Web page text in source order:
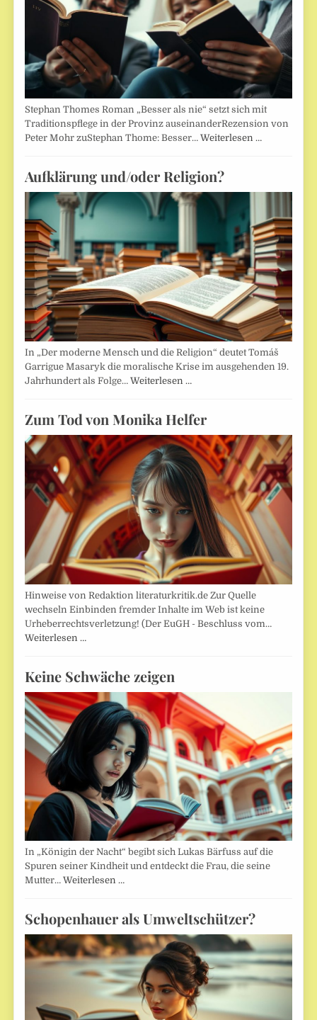
Stephan Thomes Roman „Besser als nie“ setzt sich mit
Traditionspflege in der Provinz auseinanderRezension von
Peter Mohr zuStephan Thome: Besser…Weiterlesen …
Aufklärung und/oder Religion?
In „Der moderne Mensch und die Religion“ deutet Tomáš
Garrigue Masaryk die moralische Krise im ausgehenden 19.
Jahrhundert als Folge…Weiterlesen …
Zum Tod von Monika Helfer
Hinweise von Redaktion literaturkritik.de Zur Quelle
wechseln Einbinden fremder Inhalte im Web ist keine
Urheberrechtsverletzung! (Der EuGH - Beschluss vom…
Weiterlesen …
Keine Schwäche zeigen
In „Königin der Nacht“ begibt sich Lukas Bärfuss auf die
Spuren seiner Kindheit und entdeckt die Frau, die seine
Mutter…Weiterlesen …
Schopenhauer als Umweltschützer?